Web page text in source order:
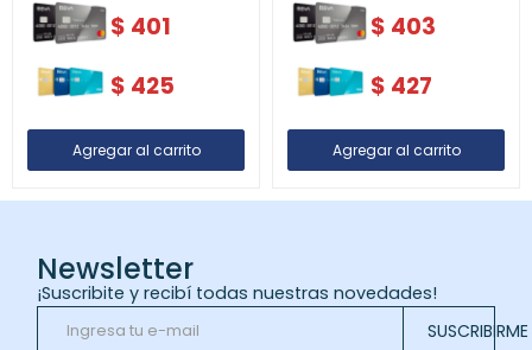
Aroma Femenino
$ 401
$ 425
$ 403
$ 427
Newsletter
¡Suscribite y recibí todas nuestras novedades!
SUSCRIBIRME